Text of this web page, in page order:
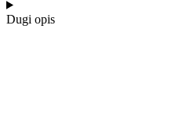
Dugi opis